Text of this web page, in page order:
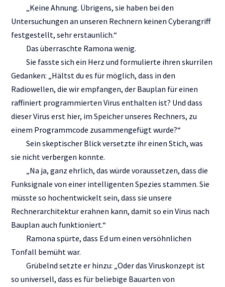
„Keine Ahnung. Übrigens, sie haben bei den
Untersuchungen an unseren Rechnern keinen Cyberangriff
festgestellt, sehr erstaunlich.“
Das überraschte Ramona wenig.
Sie fasste sich ein Herz und formulierte ihren skurrilen
Gedanken: „Hältst du es für möglich, dass in den
Radiowellen, die wir empfangen, der Bauplan für einen
raffiniert programmierten Virus enthalten ist? Und dass
dieser Virus erst hier, im Speicher unseres Rechners, zu
einem Programmcode zusammengefügt wurde?“
Sein skeptischer Blick versetzte ihr einen Stich, was
sie nicht verbergen konnte.
„Na ja, ganz ehrlich, das würde voraussetzen, dass die
Funksignale von einer intelligenten Spezies stammen. Sie
müsste so hochentwickelt sein, dass sie unsere
Rechnerarchitektur erahnen kann, damit so ein Virus nach
Bauplan auch funktioniert.“
Ramona spürte, dass Ed um einen versöhnlichen
Tonfall bemüht war.
Grübelnd setzte er hinzu: „Oder das Viruskonzept ist
so universell, dass es für beliebige Bauarten von